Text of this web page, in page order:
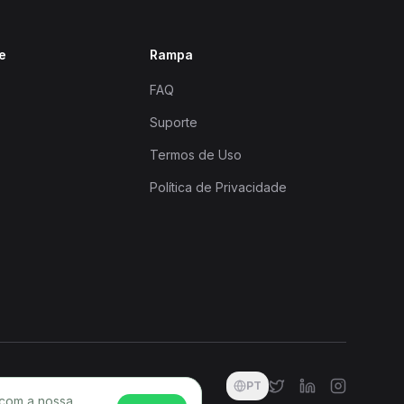
Rampa
FAQ
Suporte
Termos de Uso
Política de Privacidade
PT
a nossa